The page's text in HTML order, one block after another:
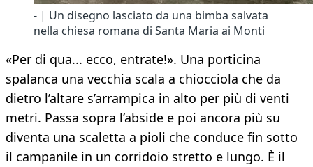
- | Un disegno lasciato da una bimba salvata
nella chiesa romana di Santa Maria ai Monti
«Per di qua... ecco, entrate!». Una porticina
spalanca una vecchia scala a chiocciola che da
dietro l’altare s’arrampica in alto per più di venti
metri. Passa sopra l’abside e poi ancora più su
diventa una scaletta a pioli che conduce fin sotto
il campanile in un corridoio stretto e lungo. È il